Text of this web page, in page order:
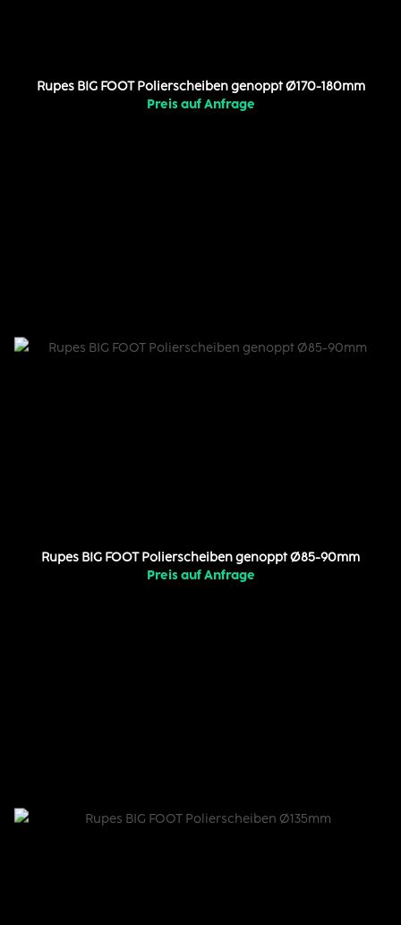
Rupes BIG FOOT Polierscheiben genoppt Ø170-180mm
Preis auf Anfrage
Rupes BIG FOOT Polierscheiben genoppt Ø85-90mm
Preis auf Anfrage